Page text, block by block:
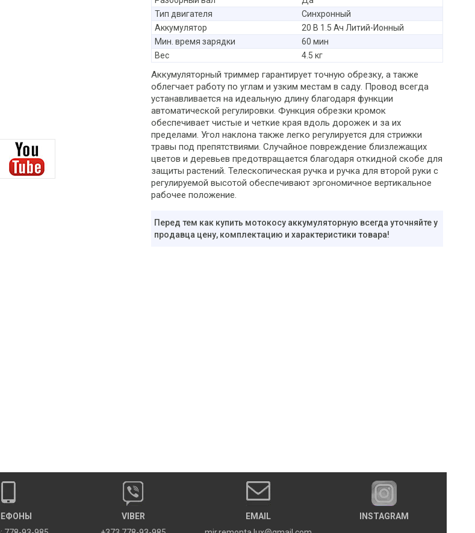
Тип двигателя
Синхронный
Аккумулятор
20 В 1.5 Ач Литий-Ионный
Мин. время зарядки
60 мин
Вес
4.5 кг
Аккумуляторный триммер гарантирует точную обрезку, а также
облегчает работу по углам и узким местам в саду. Провод всегда
устанавливается на идеальную длину благодаря функции
автоматической регулировки. Функция обрезки кромок
обеспечивает чистые и четкие края вдоль дорожек и за их
пределами. Угол наклона также легко регулируется для стрижки
травы под препятствиями. Случайное повреждение близлежащих
цветов и деревьев предотвращается благодаря откидной скобе для
защиты растений. Телескопическая ручка и ручка для второй руки с
регулируемой высотой обеспечивают эргономичное вертикальное
рабочее положение.
Перед тем как купить мотокосу аккумуляторную всегда уточняйте у
продавца цену, комплектацию и характеристики товара!
VIBER
EMAIL
INSTAGRAM